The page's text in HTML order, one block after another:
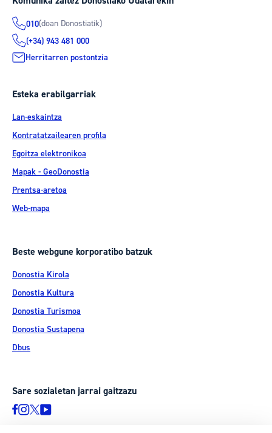
010(doan Donostiatik)
(+34) 943 481 000
Herritarren postontzia
Esteka erabilgarriak
Lan-eskaintza
Kontratatzailearen profila
Egoitza elektronikoa
Mapak - GeoDonostia
Prentsa-aretoa
Web-mapa
Beste webgune korporatibo batzuk
Donostia Kirola
Donostia Kultura
Donostia Turismoa
Donostia Sustapena
Dbus
Sare sozialetan jarrai gaitzazu